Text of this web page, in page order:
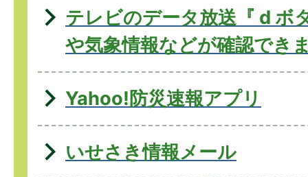
テレビのデータ放送『 d ボ
や気象情報などが確認でき
Yahoo!防災速報アプリ
いせさき情報メール